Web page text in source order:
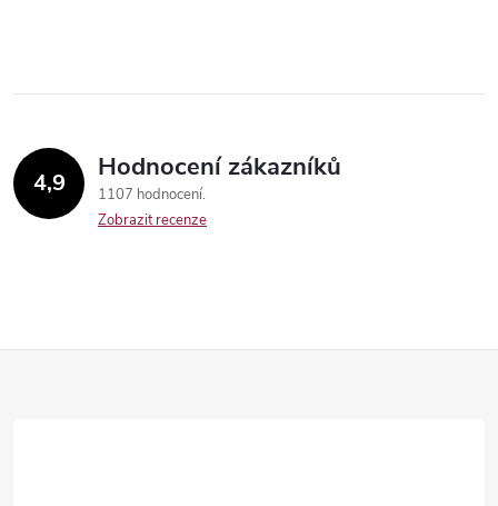
4,9 Hodnocení zákazníků
1107 hodnocení
Zobrazit recenze